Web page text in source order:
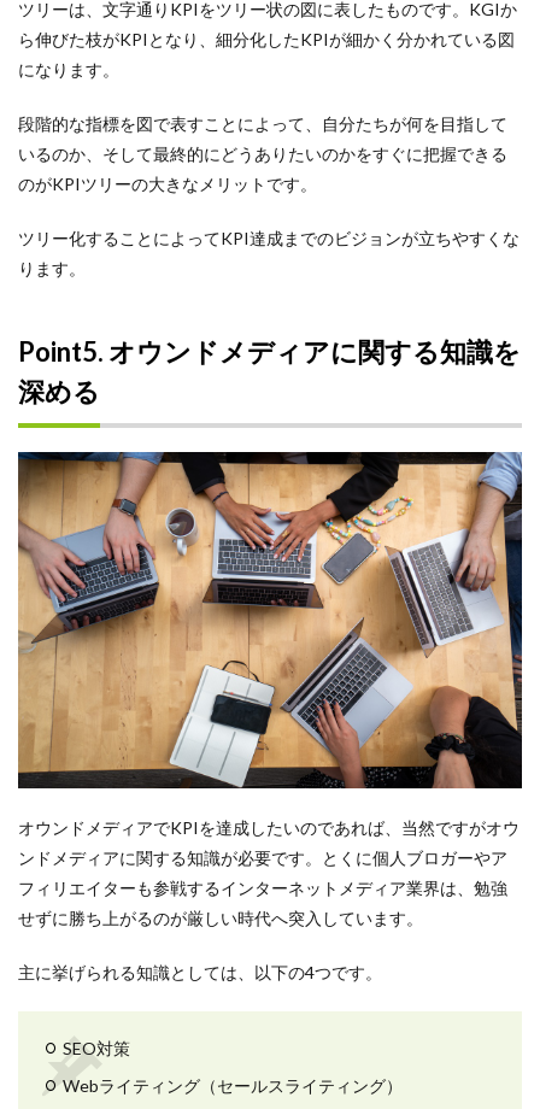
ツリーは、文字通りKPIをツリー状の図に表したものです。KGIか
ら伸びた枝がKPIとなり、細分化したKPIが細かく分かれている図
になります。
段階的な指標を図で表すことによって、自分たちが何を目指して
いるのか、そして最終的にどうありたいのかをすぐに把握できる
のがKPIツリーの大きなメリットです。
ツリー化することによってKPI達成までのビジョンが立ちやすくな
ります。
Point5. オウンドメディアに関する知識を
深める
オウンドメディアでKPIを達成したいのであれば、当然ですがオウ
ンドメディアに関する知識が必要です。とくに個人ブロガーやア
フィリエイターも参戦するインターネットメディア業界は、勉強
せずに勝ち上がるのが厳しい時代へ突入しています。
主に挙げられる知識としては、以下の4つです。
SEO対策
Webライティング（セールスライティング）